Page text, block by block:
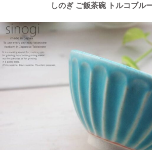
2025/7/23
≪軽井沢店オープンしております！≫ 今シ
中！実店舗でしか取り扱ってない商品たくさ
す♪ みなさまのご来店、お待ちしております
2025/5/9
≪らいすぼ～るのお皿がパッケージに使用
日（水）に発売『よしもとカレー 北海道こ
いも編』レトルトカレーのパッケージに、
【でっかいどー 北の大地パーティーメイン
しのぎ ご飯茶碗 トルコブル